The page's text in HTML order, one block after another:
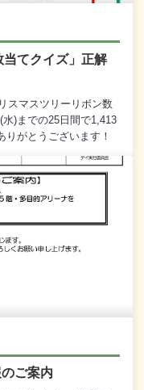
当てクイズ」正解
スマスツリーリボン数
)までの25日間で1,413
がとうございます！
は・・・ ↓ ↓ ↓ ↓
お客様、いかがでしょ
リの正解者数は6名様で
果、見事「鶴賀ウィン
ら様以上の3名様でござ
ご案内